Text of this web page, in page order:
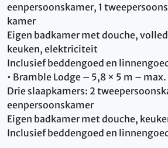
eenpersoonskamer, 1
kamer
Eigen badkamer met douche,
keuken, elektriciteit
Inclusief beddengoed en
• Bramble Lodge – 5,8 × 5 m –
Drie slaapkamers: 2
eenpersoonskamer
Eigen badkamer met douche,
Inclusief beddengoed en